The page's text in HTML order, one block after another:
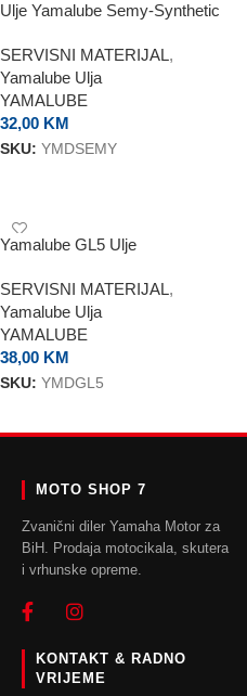
Ulje Yamalube Semy-Synthetic
SERVISNI MATERIJAL,
Yamalube Ulja
YAMALUBE
32,00 KM
SKU: YMDSEMY
Yamalube GL5 Ulje
SERVISNI MATERIJAL,
Yamalube Ulja
YAMALUBE
38,00 KM
SKU: YMDGL5
MOTO SHOP 7
Zvanični diler Yamaha Motor za
BiH. Prodaja motocikala, skutera
i vrhunske opreme.
KONTAKT & RADNO
VRIJEME